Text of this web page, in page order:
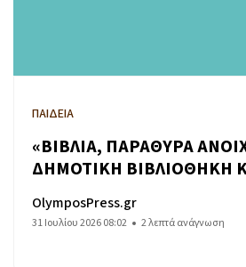
ΠΑΙΔΕΙΑ
«ΒΙΒΛΙΑ, ΠΑΡΑΘΥΡΑ
ΔΗΜΟΤΙΚΗ ΒΙΒΛΙΟΘΗΚΗ
OlymposPress.gr
31 Ιουλίου 2026 08:02 2 λεπτά ανάγνωση